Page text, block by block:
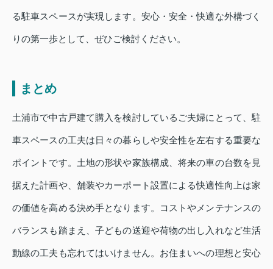
る駐車スペースが実現します。安心・安全・快適な外構づく
りの第一歩として、ぜひご検討ください。
まとめ
土浦市で中古戸建て購入を検討しているご夫婦にとって、駐
車スペースの工夫は日々の暮らしや安全性を左右する重要な
ポイントです。土地の形状や家族構成、将来の車の台数を見
据えた計画や、舗装やカーポート設置による快適性向上は家
の価値を高める決め手となります。コストやメンテナンスの
バランスも踏まえ、子どもの送迎や荷物の出し入れなど生活
動線の工夫も忘れてはいけません。お住まいへの理想と安心